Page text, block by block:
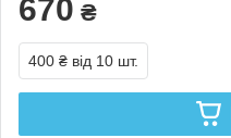
670 ₴
400 ₴ від 10 шт.